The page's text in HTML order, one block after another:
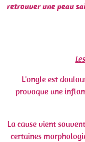
retrouver une peau
L'ongle est
provoque une
La cause vient
certaines